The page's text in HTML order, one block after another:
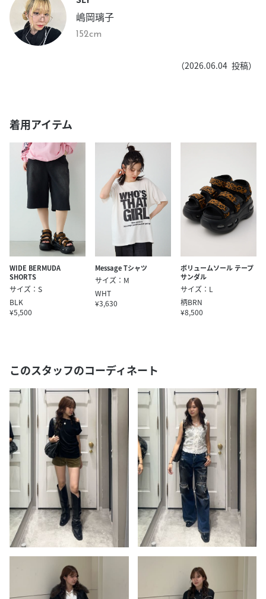
嶋岡璃子
152cm
（2026.06.04 投稿）
着用アイテム
WIDE BERMUDA
SHORTS
サイズ：S
BLK
¥5,500
Message Tシャツ
サイズ：M
WHT
¥3,630
ボリュームソール テープ
サンダル
サイズ：L
柄BRN
¥8,500
このスタッフのコーディネート